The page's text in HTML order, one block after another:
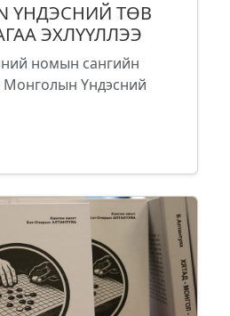
ҮНДЭСНИЙ ТӨВ
ЭХЛҮҮЛЛЭЭ
номын сангийн
Монголын Үндэсний